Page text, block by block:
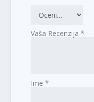
Vaša Recenzija*
Ime*